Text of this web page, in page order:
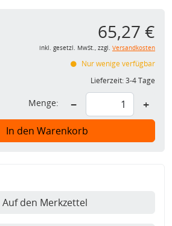
65,27 €
inkl. gesetzl. MwSt., zzgl. Versandkosten
Nur wenige verfügbar
Lieferzeit:3-4 Tage
Menge: − +
In den Warenkorb
Auf den Merkzettel